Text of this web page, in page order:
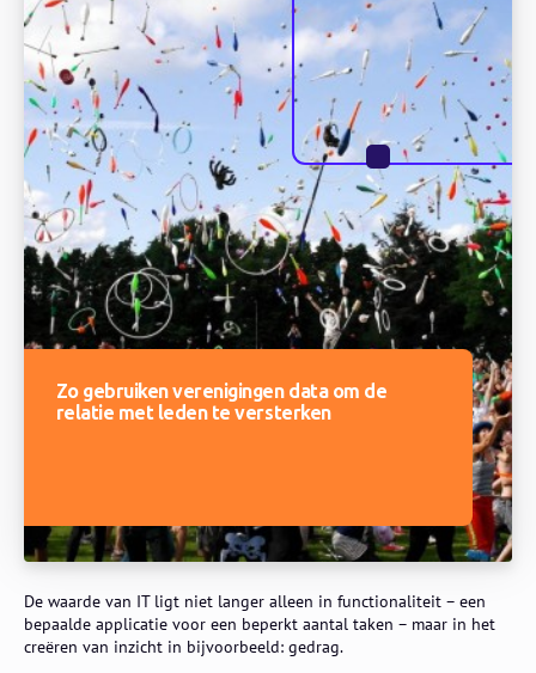
Zo gebruiken verenigingen data om de
relatie met leden te versterken
De waarde van IT ligt niet langer alleen in functionaliteit – een
bepaalde applicatie voor een beperkt aantal taken – maar in het
creëren van inzicht in bijvoorbeeld: gedrag.